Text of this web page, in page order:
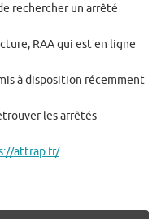
rechercher un arrêté
RAA qui est en ligne
à disposition récemment
les arrêtés
attrap.fr/